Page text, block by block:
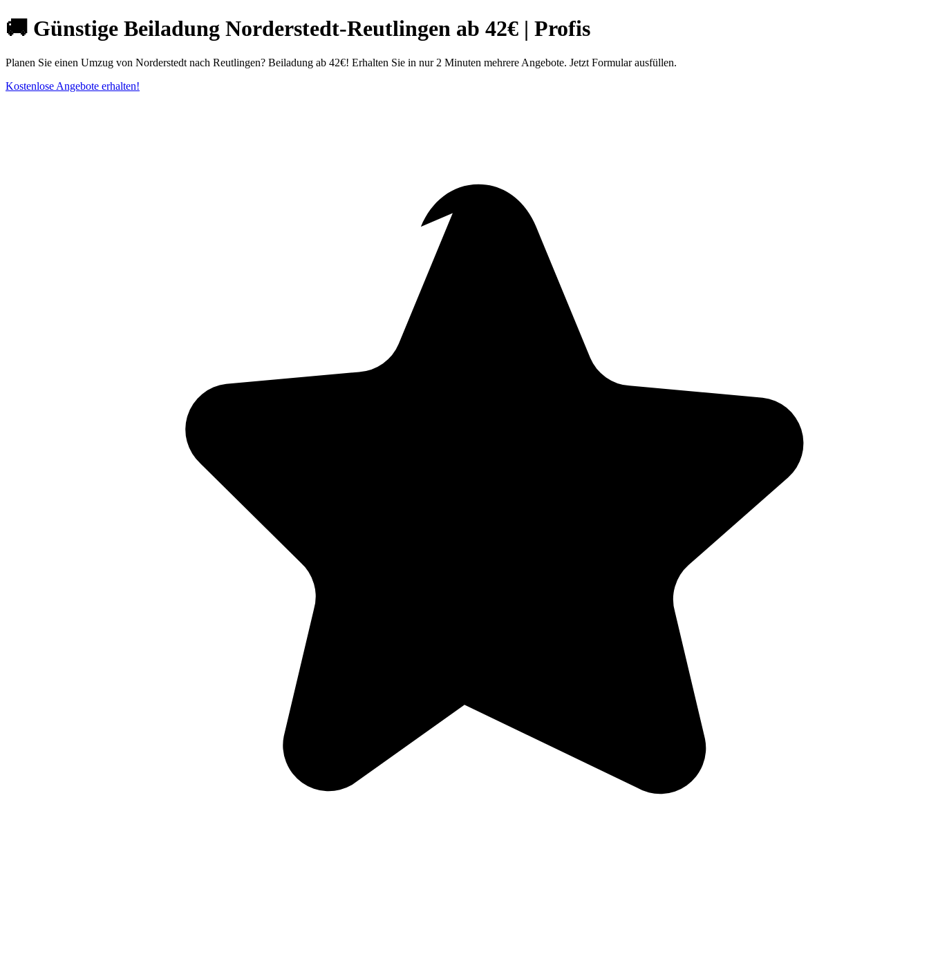
🚚 Günstige Beiladung Norderstedt-Reutlingen ab 42€ | Profis
Planen Sie einen Umzug von Norderstedt nach Reutlingen? Beiladung ab 42€! Erhalten Sie in nur 2 Minuten mehrere Angebote. Jetzt Formular ausfüllen.
Kostenlose Angebote erhalten!